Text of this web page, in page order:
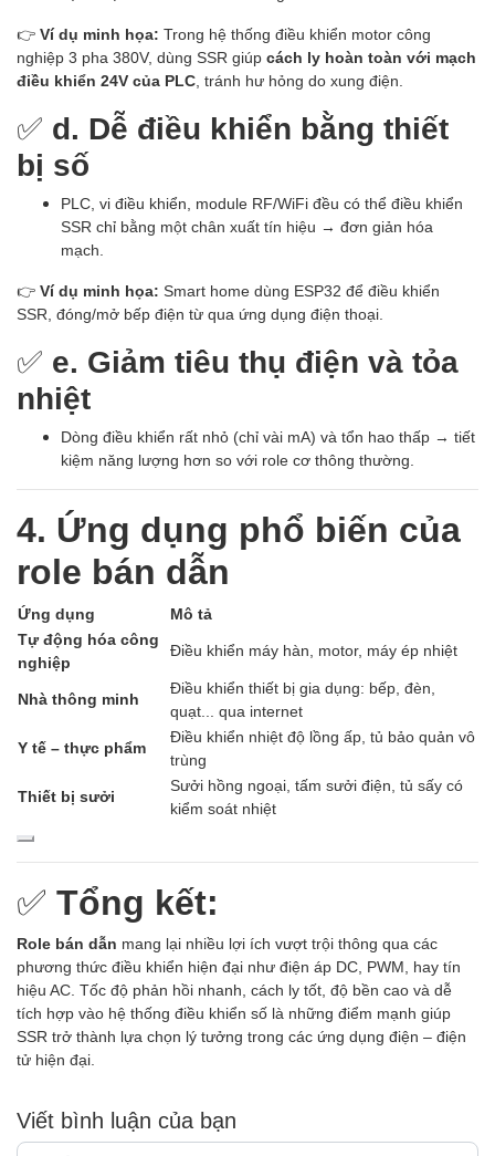
👉 Ví dụ minh họa: Trong hệ thống điều khiển motor công
nghiệp 3 pha 380V, dùng SSR giúp cách ly hoàn toàn với mạch
điều khiển 24V của PLC, tránh hư hỏng do xung điện.
✅ d. Dễ điều khiển bằng thiết
bị số
PLC, vi điều khiển, module RF/WiFi đều có thể điều khiển
SSR chỉ bằng một chân xuất tín hiệu → đơn giản hóa
mạch.
👉 Ví dụ minh họa: Smart home dùng ESP32 để điều khiển
SSR, đóng/mở bếp điện từ qua ứng dụng điện thoại.
✅ e. Giảm tiêu thụ điện và tỏa
nhiệt
Dòng điều khiển rất nhỏ (chỉ vài mA) và tổn hao thấp → tiết
kiệm năng lượng hơn so với role cơ thông thường.
4. Ứng dụng phổ biến của
role bán dẫn
Ứng dụng
Mô tả
Tự động hóa công
nghiệp
Điều khiển máy hàn, motor, máy ép nhiệt
Nhà thông minh
Điều khiển thiết bị gia dụng: bếp, đèn,
quạt... qua internet
Y tế – thực phẩm
Điều khiển nhiệt độ lồng ấp, tủ bảo quản vô
trùng
Thiết bị sưởi
Sưởi hồng ngoại, tấm sưởi điện, tủ sấy có
kiểm soát nhiệt
✅ Tổng kết:
Role bán dẫn mang lại nhiều lợi ích vượt trội thông qua các
phương thức điều khiển hiện đại như điện áp DC, PWM, hay tín
hiệu AC. Tốc độ phản hồi nhanh, cách ly tốt, độ bền cao và dễ
tích hợp vào hệ thống điều khiển số là những điểm mạnh giúp
SSR trở thành lựa chọn lý tưởng trong các ứng dụng điện – điện
tử hiện đại.
Viết bình luận của bạn